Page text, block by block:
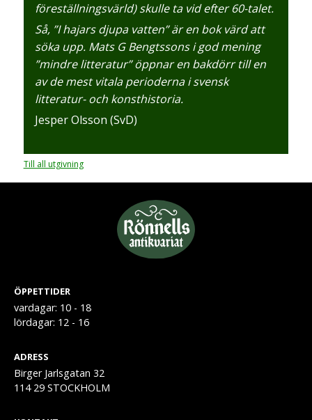
föreställningsvärld) skulle ta vid efter 60-talet.
Så, ”I hajars djupa vatten” är en bok värd att
söka upp. Mats G Bengtssons i god mening
”mindre litteratur” öppnar en bakdörr till en
av de mest vitala perioderna i svensk
litteratur- och konsthistoria.
Jesper Olsson (SvD)
Till all utgivning
ÖPPETTIDER
vardagar: 10 - 18
lördagar: 12 - 16
ADRESS
Birger Jarlsgatan 32
114 29 STOCKHOLM